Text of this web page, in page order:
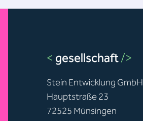
<gesellschaft/>
Stein Entwicklung GmbH
Hauptstraße 23
72525 Münsingen